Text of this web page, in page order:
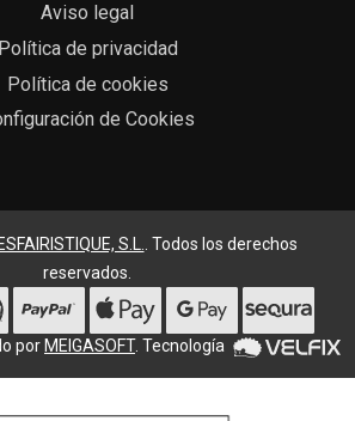
Aviso legal
Política de privacidad
Política de cookies
de Cookies
ESFAIRISTIQUE, S.L.. Todos los derechos
reservados.
por MEIGASOFT. Tecnología